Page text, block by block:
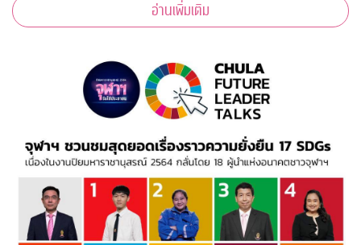
อ่านเพิ่มเติม